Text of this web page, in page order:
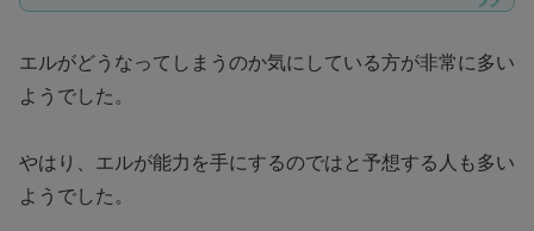
エルがどうなってしまうのか気にしている方が非常に多い
ようでした。
やはり、エルが能力を手にするのではと予想する人も多い
ようでした。